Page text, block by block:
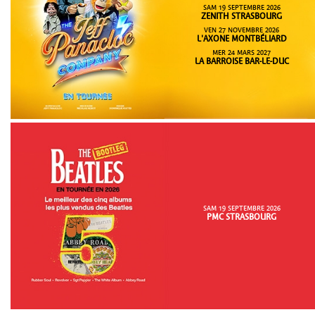
SAM 19 SEPTEMBRE 2026
ZENITH STRASBOURG
VEN 27 NOVEMBRE 2026
L'AXONE MONTBÉLIARD
MER 24 MARS 2027
LA BARROISE BAR-LE-DUC
SAM 19 SEPTEMBRE 2026
PMC STRASBOURG